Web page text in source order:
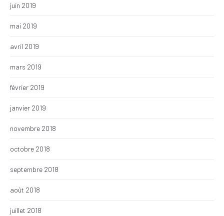
juin 2019
mai 2019
avril 2019
mars 2019
février 2019
janvier 2019
novembre 2018
octobre 2018
septembre 2018
août 2018
juillet 2018